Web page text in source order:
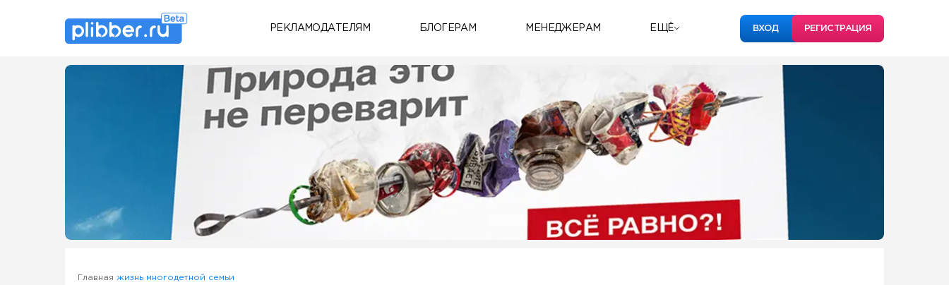
РЕКЛАМОДАТЕЛЯМ БЛОГЕРАМ МЕНЕДЖЕРАМ ЕЩЁ ВХОД РЕГИСТРАЦИЯ
Some SEO Title
Главная жизнь многодетной семьи